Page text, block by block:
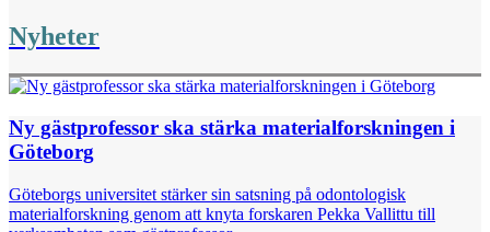
Nyheter
Ny gästprofessor ska stärka materialforskningen i
Göteborg
Göteborgs universitet stärker sin satsning på odontologisk
materialforskning genom att knyta forskaren Pekka Vallittu till